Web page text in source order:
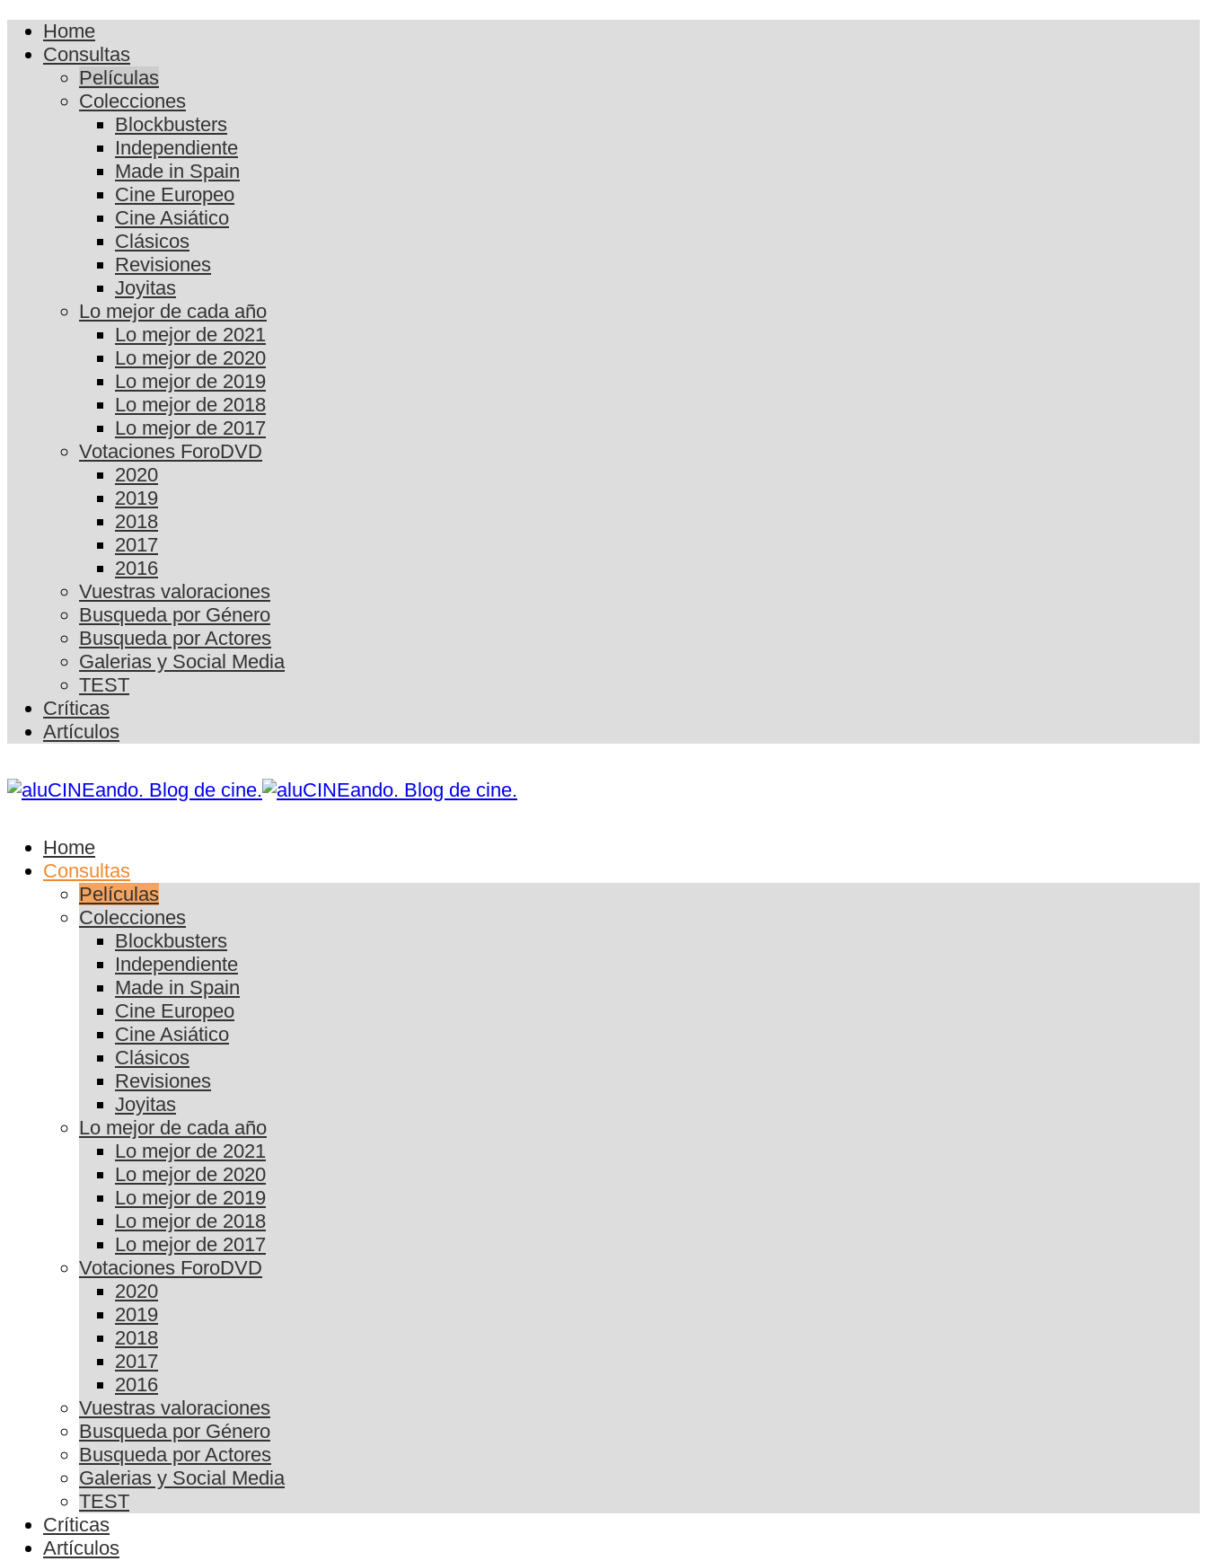
Home
Consultas
Películas
Colecciones
Blockbusters
Independiente
Made in Spain
Cine Europeo
Cine Asiático
Clásicos
Revisiones
Joyitas
Lo mejor de cada año
Lo mejor de 2021
Lo mejor de 2020
Lo mejor de 2019
Lo mejor de 2018
Lo mejor de 2017
Votaciones ForoDVD
2020
2019
2018
2017
2016
Vuestras valoraciones
Busqueda por Género
Busqueda por Actores
Galerias y Social Media
TEST
Críticas
Artículos
Home
Consultas
Películas
Colecciones
Blockbusters
Independiente
Made in Spain
Cine Europeo
Cine Asiático
Clásicos
Revisiones
Joyitas
Lo mejor de cada año
Lo mejor de 2021
Lo mejor de 2020
Lo mejor de 2019
Lo mejor de 2018
Lo mejor de 2017
Votaciones ForoDVD
2020
2019
2018
2017
2016
Vuestras valoraciones
Busqueda por Género
Busqueda por Actores
Galerias y Social Media
TEST
Críticas
Artículos